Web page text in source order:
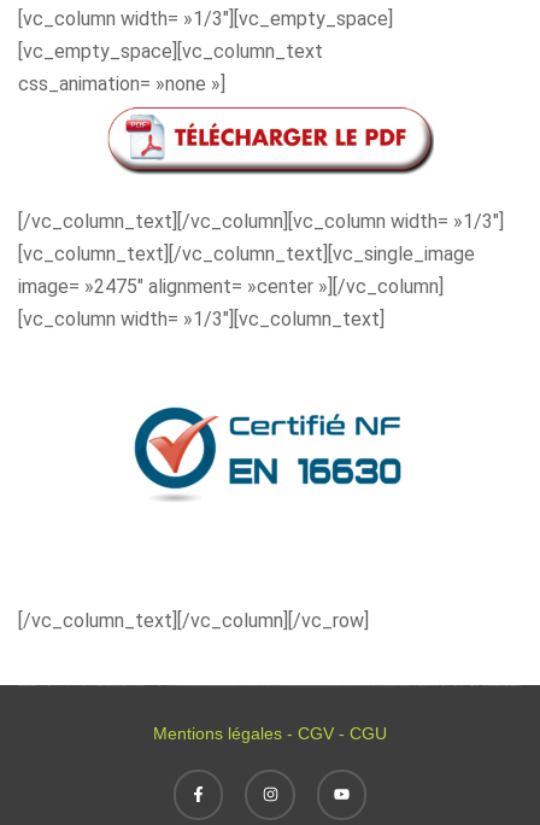
[vc_column width= »1/3″][vc_empty_space]
[vc_empty_space][vc_column_text
css_animation= »none »]
[/vc_column_text][/vc_column][vc_column width= »1/3″]
[vc_column_text][/vc_column_text][vc_single_image
image= »2475″ alignment= »center »][/vc_column]
[vc_column width= »1/3″][vc_column_text]
[/vc_column_text][/vc_column][/vc_row]
Mentions légales - CGV - CGU